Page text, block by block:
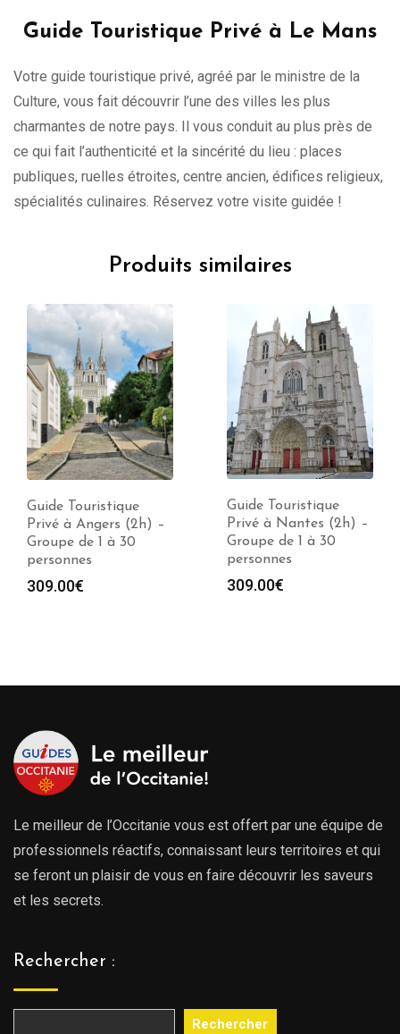
Guide Touristique Privé à Le Mans
Votre guide touristique privé, agréé par le ministre de la
Culture, vous fait découvrir l’une des villes les plus
charmantes de notre pays. Il vous conduit au plus près de
ce qui fait l’authenticité et la sincérité du lieu : places
publiques, ruelles étroites, centre ancien, édifices religieux,
spécialités culinaires. Réservez votre visite guidée !
Produits similaires
Guide Touristique
Privé à Angers (2h) –
Groupe de 1 à 30
personnes
309.00€
Guide Touristique
Privé à Nantes (2h) –
Groupe de 1 à 30
personnes
309.00€
Le meilleur de l’Occitanie vous est offert par une équipe de
professionnels réactifs, connaissant leurs territoires et qui
se feront un plaisir de vous en faire découvrir les saveurs
et les secrets.
Rechercher :
Rechercher